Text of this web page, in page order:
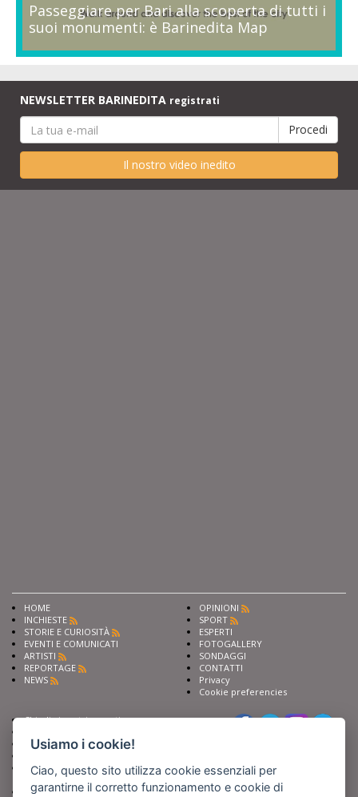
Passeggiare per Bari alla scoperta di tutti i
suoi monumenti: è Barinedita Map
NEWSLETTER BARINEDITA registrati
Il nostro video inedito
HOME
INCHIESTE
STORIE E CURIOSITÀ
EVENTI E COMUNICATI
ARTISTI
REPORTAGE
NEWS
OPINIONI
SPORT
ESPERTI
FOTOGALLERY
SONDAGGI
CONTATTI
Privacy
Cookie preferencies
Chiedi ai nostri esperti
Fai pubblicità con noi
Iscriviti al nostro corso di
giornalismo
Compra i nostri libri
Usiamo i cookie!
Ciao, questo sito utilizza cookie essenziali per
garantirne il corretto funzionamento e cookie di